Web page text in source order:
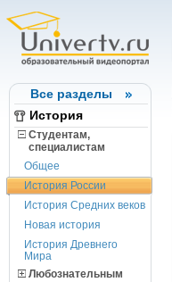
Все разделы
История
Студентам,
cпециалистам
Общее
История России
История Средних веков
Новая история
История Древнего
Мира
Любознательным